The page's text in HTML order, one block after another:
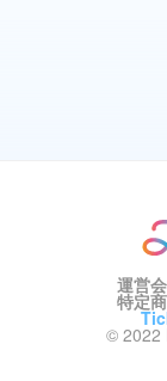
運営
特定
© 2022